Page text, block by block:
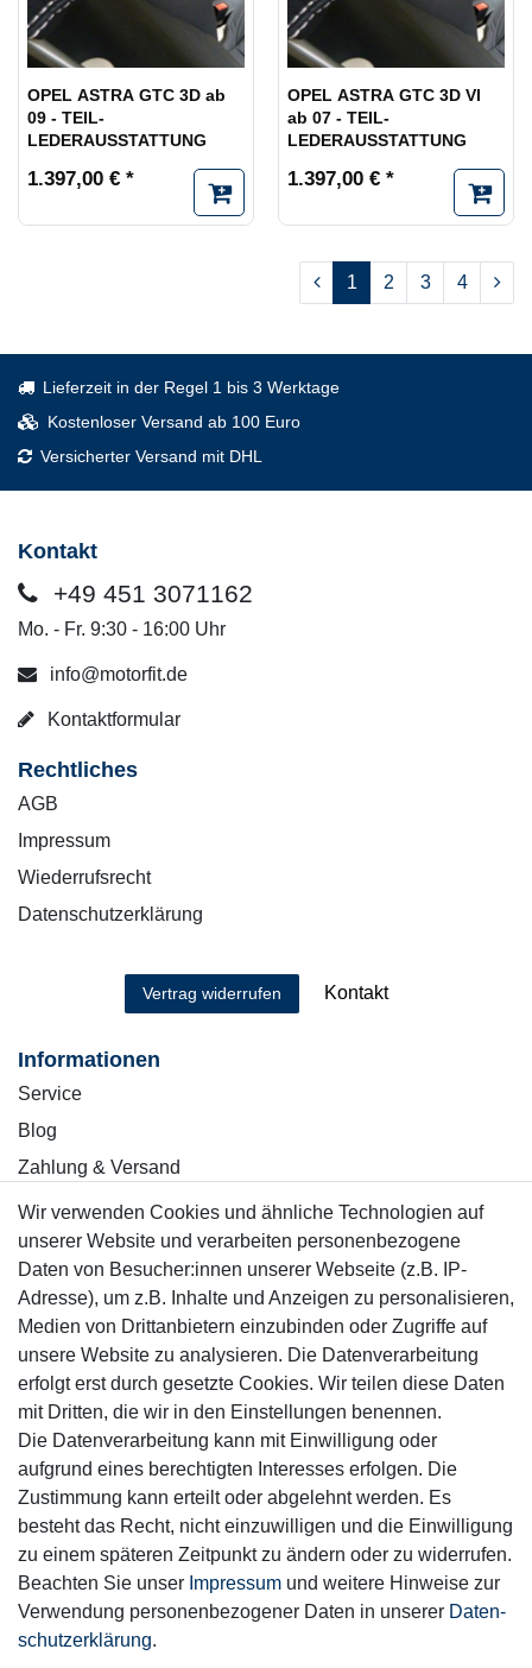
OPEL ASTRA GTC 3D ab
09 - TEIL-
LEDERAUSSTATTUNG
1.397,00 € *
OPEL ASTRA GTC 3D VI
ab 07 - TEIL-
LEDERAUSSTATTUNG
1.397,00 € *
1 2 3 4
Lieferzeit in der Regel 1 bis 3 Werktage
Kostenloser Versand ab 100 Euro
Versicherter Versand mit DHL
Kontakt
+49 451 3071162
Mo. - Fr. 9:30 - 16:00 Uhr
info@motorfit.de
Kontaktformular
Rechtliches
AGB
Impressum
Wiederrufsrecht
Datenschutzerklärung
Vertrag widerrufen Kontakt
Informationen
Service
Blog
Zahlung & Versand
Sicher einkaufen
Mitglied
Motor-Fit
© Copyright 2026 | Alle Rechte vorbehalten.
Wir verwenden Cookies und ähnliche Technologien auf
unserer Website und verarbeiten personenbezogene
Daten von Besucher:innen unserer Webseite (z.B. IP-
Adresse), um z.B. Inhalte und Anzeigen zu personalisieren,
Medien von Drittanbietern einzubinden oder Zugriffe auf
unsere Website zu analysieren. Die Datenverarbeitung
erfolgt erst durch gesetzte Cookies. Wir teilen diese Daten
mit Dritten, die wir in den Einstellungen benennen.
Die Datenverarbeitung kann mit Einwilligung oder
aufgrund eines berechtigten Interesses erfolgen. Die
Zustimmung kann erteilt oder abgelehnt werden. Es
besteht das Recht, nicht einzuwilligen und die Einwilligung
zu einem späteren Zeitpunkt zu ändern oder zu widerrufen.
Beachten Sie unser Impressum und weitere Hinweise zur
Verwendung personenbezogener Daten in unserer Daten­
schutz­erklärung.